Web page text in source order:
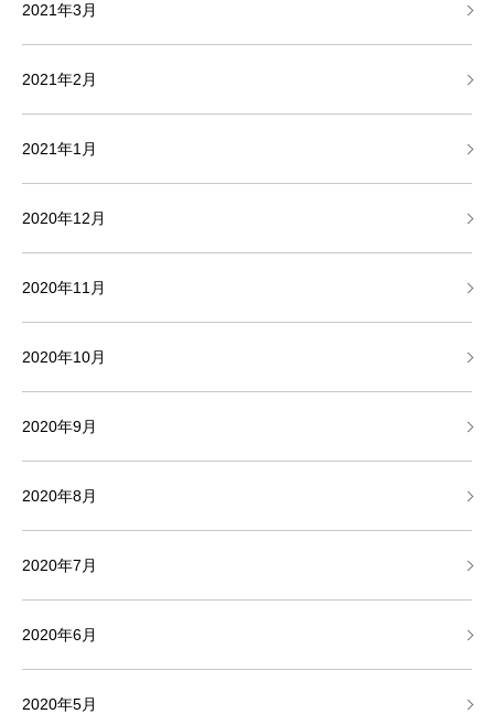
2021年3月
2021年2月
2021年1月
2020年12月
2020年11月
2020年10月
2020年9月
2020年8月
2020年7月
2020年6月
2020年5月